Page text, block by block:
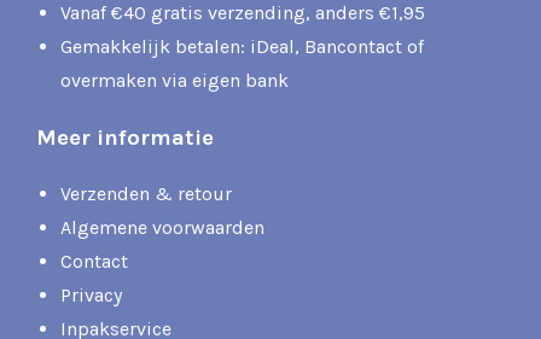
Vanaf €40 gratis verzending, anders €1,95
Gemakkelijk betalen: iDeal, Bancontact of
overmaken via eigen bank
Meer informatie
Verzenden & retour
Algemene voorwaarden
Contact
Privacy
Inpakservice